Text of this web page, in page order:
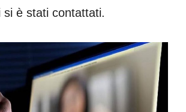
si è stati contattati.